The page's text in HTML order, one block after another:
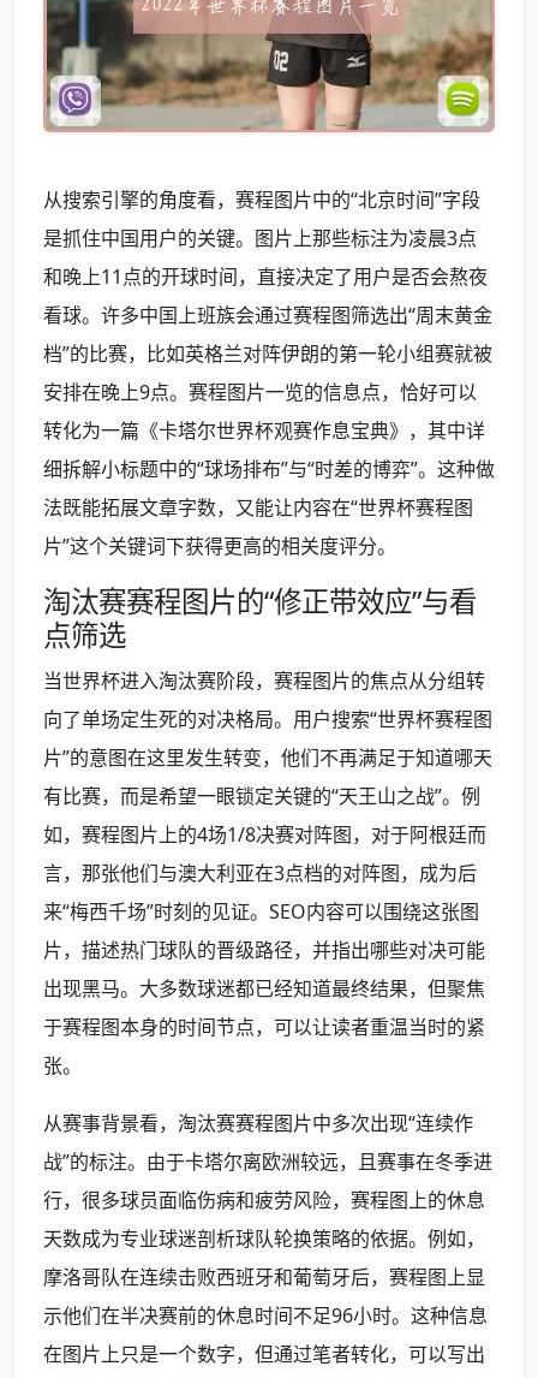
从搜索引擎的角度看，赛程图片中的“北京时间”字段
是抓住中国用户的关键。图片上那些标注为凌晨3点
和晚上11点的开球时间，直接决定了用户是否会熬夜
看球。许多中国上班族会通过赛程图筛选出“周末黄金
档”的比赛，比如英格兰对阵伊朗的第一轮小组赛就被
安排在晚上9点。赛程图片一览的信息点，恰好可以
转化为一篇《卡塔尔世界杯观赛作息宝典》，其中详
细拆解小标题中的“球场排布”与“时差的博弈”。这种做
法既能拓展文章字数，又能让内容在“世界杯赛程图
片”这个关键词下获得更高的相关度评分。
淘汰赛赛程图片的“修正带效应”与看
点筛选
当世界杯进入淘汰赛阶段，赛程图片的焦点从分组转
向了单场定生死的对决格局。用户搜索“世界杯赛程图
片”的意图在这里发生转变，他们不再满足于知道哪天
有比赛，而是希望一眼锁定关键的“天王山之战”。例
如，赛程图片上的4场1/8决赛对阵图，对于阿根廷而
言，那张他们与澳大利亚在3点档的对阵图，成为后
来“梅西千场”时刻的见证。SEO内容可以围绕这张图
片，描述热门球队的晋级路径，并指出哪些对决可能
出现黑马。大多数球迷都已经知道最终结果，但聚焦
于赛程图本身的时间节点，可以让读者重温当时的紧
张。
从赛事背景看，淘汰赛赛程图片中多次出现“连续作
战”的标注。由于卡塔尔离欧洲较远，且赛事在冬季进
行，很多球员面临伤病和疲劳风险，赛程图上的休息
天数成为专业球迷剖析球队轮换策略的依据。例如，
摩洛哥队在连续击败西班牙和葡萄牙后，赛程图上显
示他们在半决赛前的休息时间不足96小时。这种信息
在图片上只是一个数字，但通过笔者转化，可以写出